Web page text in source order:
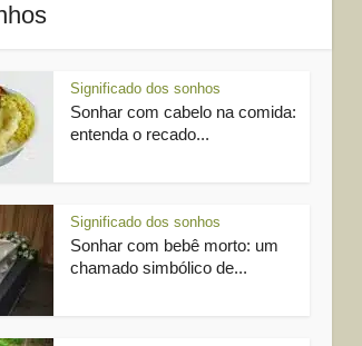
Significado dos sonhos
Sonhar com cabelo na comida:
entenda o recado...
Significado dos sonhos
Sonhar com bebê morto: um
chamado simbólico de...